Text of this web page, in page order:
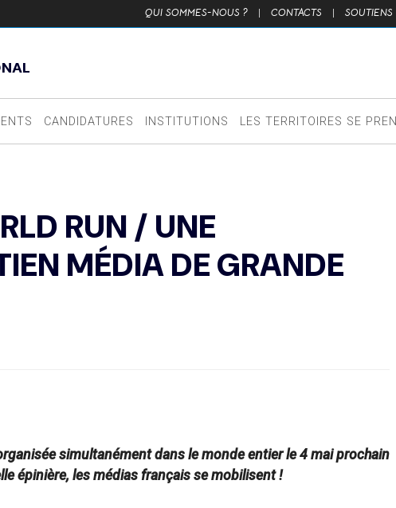
QUI SOMMES-NOUS ? | CONTACTS | SOUTIENS
CANDIDATURES INSTITUTIONS LES TERRITOIRES SE
RUN / UNE
MÉDIA DE GRANDE
simultanément dans le monde entier le 4 mai prochain
épinière, les médias français se mobilisent !